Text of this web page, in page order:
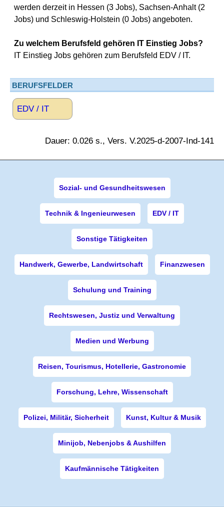
werden derzeit in Hessen (3 Jobs), Sachsen-Anhalt (2
Jobs) und Schleswig-Holstein (0 Jobs) angeboten.
Zu welchem Berufsfeld gehören IT Einstieg Jobs?
IT Einstieg Jobs gehören zum Berufsfeld EDV / IT.
BERUFSFELDER
EDV / IT
Dauer: 0.026 s., Vers. V.2025-d-2007-Ind-141
Sozial- und Gesundheitswesen
Technik & Ingenieurwesen EDV / IT
Sonstige Tätigkeiten
Handwerk, Gewerbe, Landwirtschaft Finanzwesen
Schulung und Training
Rechtswesen, Justiz und Verwaltung
Medien und Werbung
Reisen, Tourismus, Hotellerie, Gastronomie
Forschung, Lehre, Wissenschaft
Polizei, Militär, Sicherheit Kunst, Kultur & Musik
Minijob, Nebenjobs & Aushilfen
Kaufmännische Tätigkeiten